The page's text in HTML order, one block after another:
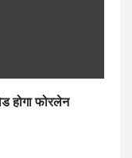
होगा फोरलेन